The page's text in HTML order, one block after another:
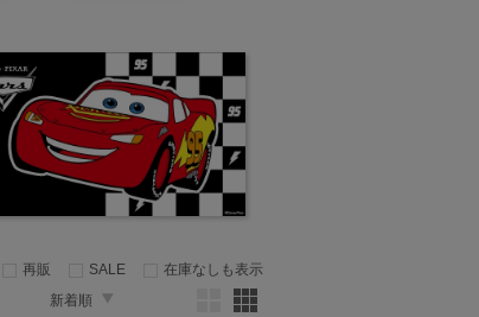
再販 SALE
在庫なしも表示
新着順